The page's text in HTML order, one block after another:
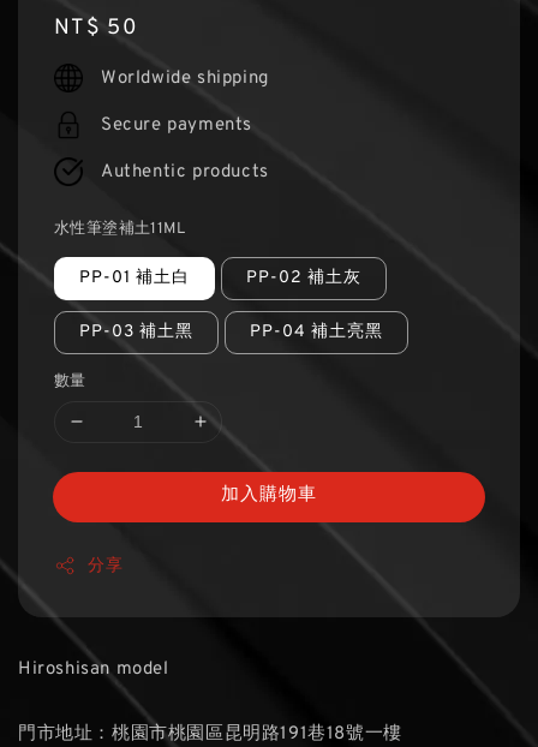
Regular
price
NT$ 50
Worldwide shipping
Secure payments
Authentic products
水性筆塗補土11ML
PP-01 補土白 PP-02 補土灰
PP-03 補土黑 PP-04 補土亮黑
數量
加入購物車
分享
Hiroshisan model
門市地址：桃園市桃園區昆明路191巷18號一樓